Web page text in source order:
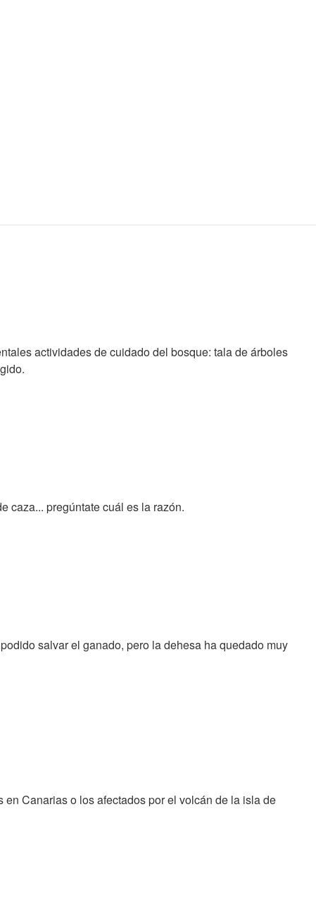
actividades de cuidado del bosque: tala de árboles
caza... pregúntate cuál es la razón.
salvar el ganado, pero la dehesa ha quedado muy
Canarias o los afectados por el volcán de la isla de